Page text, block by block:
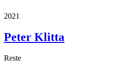
2021
Peter Klitta
Reste